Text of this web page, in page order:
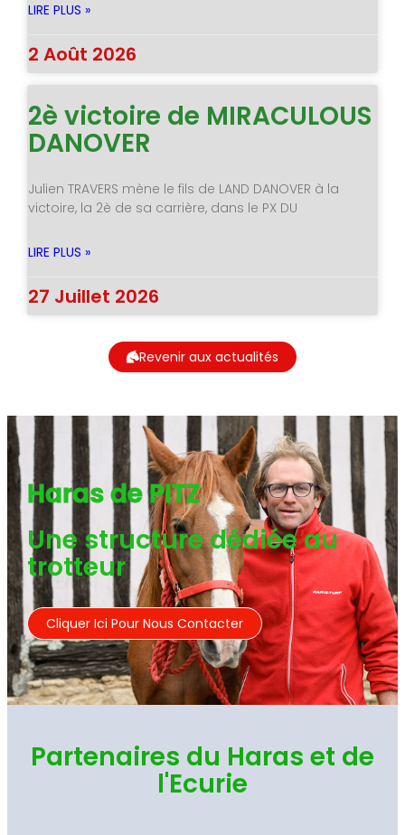
LIRE PLUS »
2 Août 2026
2è victoire de MIRACULOUS
DANOVER
Julien TRAVERS mène le fils de LAND DANOVER à la
victoire, la 2è de sa carrière, dans le PX DU
LIRE PLUS »
27 Juillet 2026
Revenir aux actualités
Haras de PITZ
Une structure dédiée au
trotteur
Cliquer Ici Pour Nous Contacter
Partenaires du Haras et de
l'Ecurie